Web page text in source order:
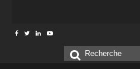
Rechercher